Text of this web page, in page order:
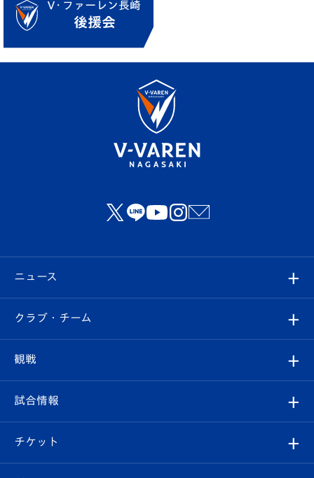
ニュース
すべて
クラブ
試合情報
クラブ・チーム
クラブ概要
エンブレム紹介
観戦
観戦ルール
はじめての観戦ガイド
試合情報
試合日程/結果
チケット